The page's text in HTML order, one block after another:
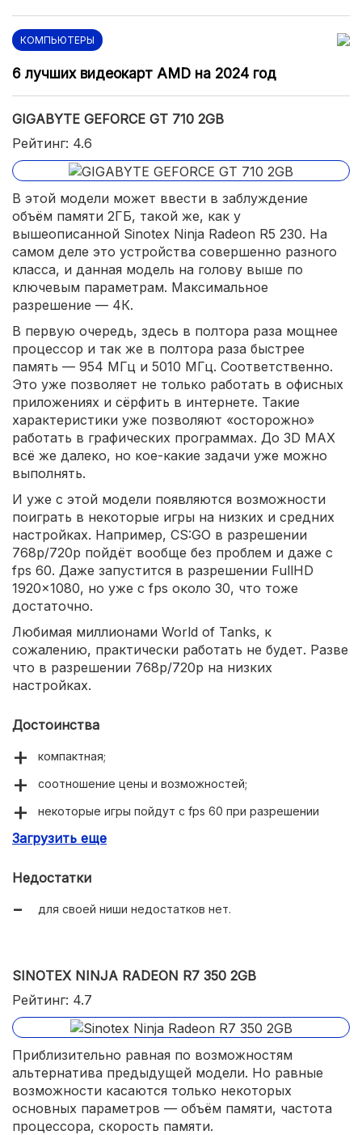
КОМПЬЮТЕРЫ
6 лучших видеокарт AMD на 2024 год
GIGABYTE GEFORCE GT 710 2GB
Рейтинг: 4.6
В этой модели может ввести в заблуждение
объём памяти 2ГБ, такой же, как у
вышеописанной Sinotex Ninja Radeon R5 230. На
самом деле это устройства совершенно разного
класса, и данная модель на голову выше по
ключевым параметрам. Максимальное
разрешение — 4К.
В первую очередь, здесь в полтора раза мощнее
процессор и так же в полтора раза быстрее
память — 954 МГц и 5010 МГц. Соответственно.
Это уже позволяет не только работать в офисных
приложениях и сёрфить в интернете. Такие
характеристики уже позволяют «осторожно»
работать в графических программах. До 3D MAX
всё же далеко, но кое-какие задачи уже можно
выполнять.
И уже с этой модели появляются возможности
поиграть в некоторые игры на низких и средних
настройках. Например, CS:GO в разрешении
768p/720p пойдёт вообще без проблем и даже с
fps 60. Даже запустится в разрешении FullHD
1920×1080, но уже с fps около 30, что тоже
достаточно.
Любимая миллионами World of Tanks, к
сожалению, практически работать не будет. Разве
что в разрешении 768p/720p на низких
настройках.
Достоинства
компактная;
соотношение цены и возможностей;
некоторые игры пойдут с fps 60 при разрешении
Загрузить еще
Недостатки
для своей ниши недостатков нет.
SINOTEX NINJA RADEON R7 350 2GB
Рейтинг: 4.7
Приблизительно равная по возможностям
альтернатива предыдущей модели. Но равные
возможности касаются только некоторых
основных параметров — объём памяти, частота
процессора, скорость памяти.